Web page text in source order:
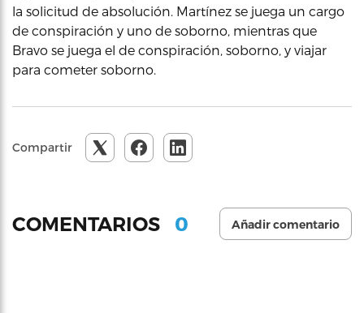
la solicitud de absolución. Martínez se juega un cargo
de conspiración y uno de soborno, mientras que
Bravo se juega el de conspiración, soborno, y viajar
para cometer soborno.
Compartir
COMENTARIOS 0 Añadir comentario